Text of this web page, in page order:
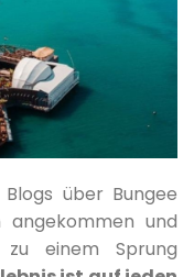
über Bungee
und
einem Sprung